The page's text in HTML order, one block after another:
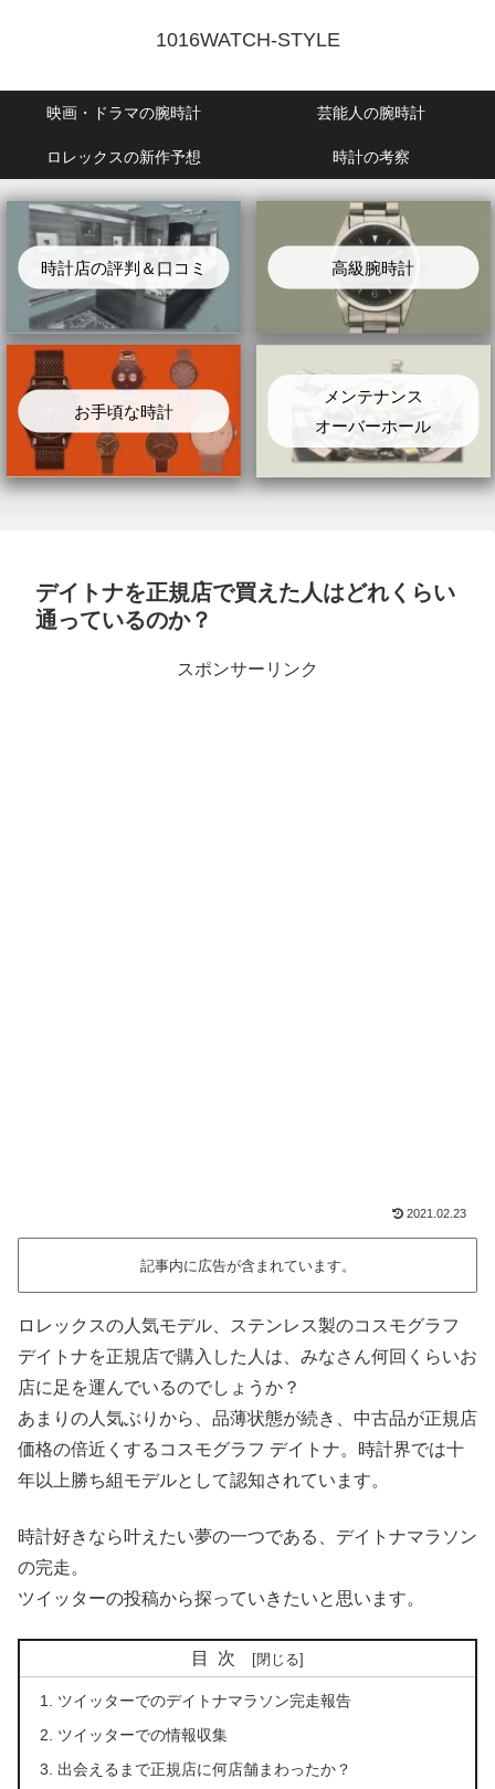
1016WATCH-STYLE
映画・ドラマの腕時計 芸能人の腕時計
ロレックスの新作予想 時計の考察
時計店の評判＆口コミ 高級腕時計
お手頃な時計
メンテナンス
オーバーホール
デイトナを正規店で買えた人はどれくらい
通っているのか？
スポンサーリンク
2021.02.23
記事内に広告が含まれています。
ロレックスの人気モデル、ステンレス製のコスモグラフ
デイトナを正規店で購入した人は、みなさん何回くらいお
店に足を運んでいるのでしょうか？
あまりの人気ぶりから、品薄状態が続き、中古品が正規店
価格の倍近くするコスモグラフ デイトナ。時計界では十
年以上勝ち組モデルとして認知されています。
時計好きなら叶えたい夢の一つである、デイトナマラソン
の完走。
ツイッターの投稿から探っていきたいと思います。
目次
ツイッターでのデイトナマラソン完走報告
ツイッターでの情報収集
出会えるまで正規店に何店舗まわったか？